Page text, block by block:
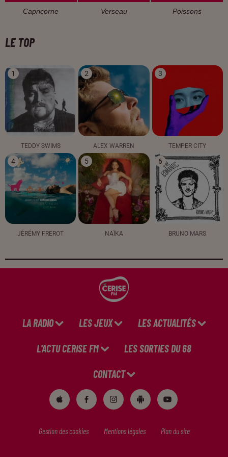
Capricorne Verseau Poissons
LE TOP
1
TEDDY SWIMS
2
ALEX WARREN
3
TEMPER CITY
4
JÉRÉMY FREROT
5
NAÏKA
6
BRUNO MARS
LA RADIO LES JEUX LES ACTUALITÉS
L'ACTU CERISE FM LES SORTIES DU 68
CONTACT
Gestion des cookies Mentions légales Plan du site